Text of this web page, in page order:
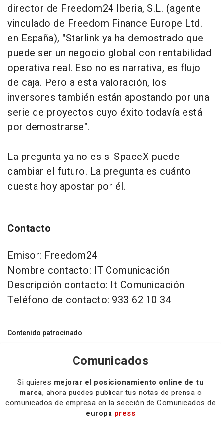
director de Freedom24 Iberia, S.L. (agente
vinculado de Freedom Finance Europe Ltd.
en España), "Starlink ya ha demostrado que
puede ser un negocio global con rentabilidad
operativa real. Eso no es narrativa, es flujo
de caja. Pero a esta valoración, los
inversores también están apostando por una
serie de proyectos cuyo éxito todavía está
por demostrarse".
La pregunta ya no es si SpaceX puede
cambiar el futuro. La pregunta es cuánto
cuesta hoy apostar por él.
Contacto
Emisor: Freedom24
Nombre contacto: IT Comunicación
Descripción contacto: It Comunicación
Teléfono de contacto: 933 62 10 34
Contenido patrocinado
Comunicados
Si quieres mejorar el posicionamiento online de tu
marca, ahora puedes publicar tus notas de prensa o
comunicados de empresa en la sección de Comunicados de
europa press